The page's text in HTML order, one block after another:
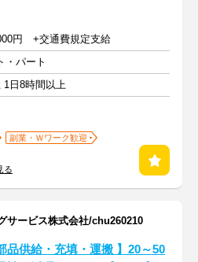
円 +交通費規定支給
・パート
1日8時間以上
副業・Ｗワーク歓迎
る
サービス株式会社/chu260210
品供給・充填・運搬 】20～50